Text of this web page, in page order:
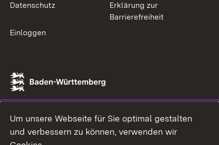
Datenschutz
Erklärung zur
Barrierefreiheit
Einloggen
Um unsere Webseite für Sie optimal gestalten
und verbessern zu können, verwenden wir